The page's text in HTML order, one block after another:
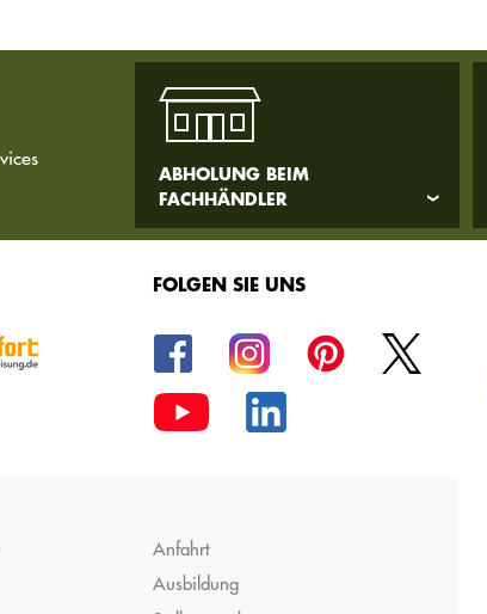
ABHOLUNG BEIM
FACHHÄNDLER
FOLGEN SIE UNS
Anfahrt
Ausbildung